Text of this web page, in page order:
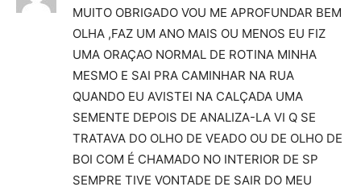
MUITO OBRIGADO VOU ME APROFUNDAR BEM
OLHA ,FAZ UM ANO MAIS OU MENOS EU FIZ
UMA ORAÇAO NORMAL DE ROTINA MINHA
MESMO E SAI PRA CAMINHAR NA RUA
QUANDO EU AVISTEI NA CALÇADA UMA
SEMENTE DEPOIS DE ANALIZA-LA VI Q SE
TRATAVA DO OLHO DE VEADO OU DE OLHO DE
BOI COM É CHAMADO NO INTERIOR DE SP
SEMPRE TIVE VONTADE DE SAIR DO MEU